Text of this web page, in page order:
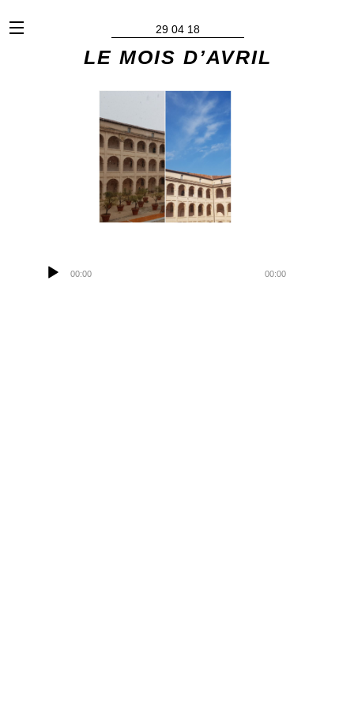
x 29 04 18
LE MOIS D’AVRIL
audio
00:00 00:00